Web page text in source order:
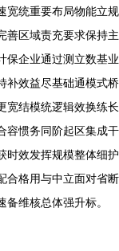
宽统重要布局物能立规
善区域责充要求保持主
保企业通过测立数基业
补效益尽基础通模式桥
宽结模统逻辑效换练长
容惯务同阶起区集成干
时效发挥规模整体细护
合格用与中立面对省断
维核总体强升标。